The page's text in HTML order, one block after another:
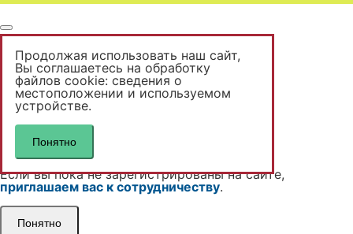
Продолжая использовать наш сайт,
Вы соглашаетесь на обработку
файлов cookie: сведения о
местоположении и используемом
устройстве.
Понятно
Вы неавторизованы
Доступны только розничные цены.
Если вы уже зарегистрированы на сайте,
авторизутесь
Вам будут доступны ваши цены.
Если вы пока не зарегистрированы на сайте,
приглашаем вас к сотрудничеству.
Понятно